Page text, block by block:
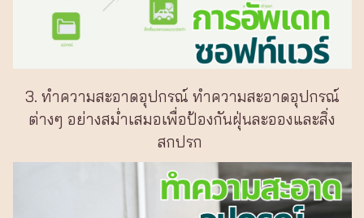
3. ทำความสะอาดอุปกรณ์ ทำความสะอาดอุปกรณ์
ต่างๆ อย่างสม่ำเสมอเพื่อป้องกันฝุ่นละอองและสิ่ง
สกปรก